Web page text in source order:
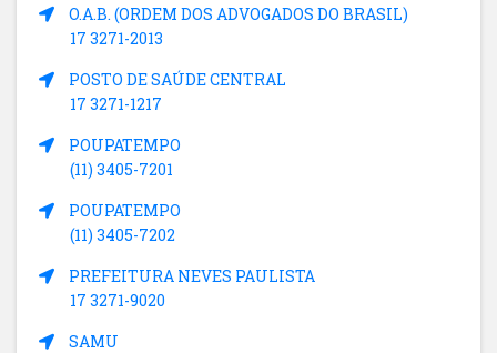
O.A.B. (ORDEM DOS ADVOGADOS DO BRASIL)
17 3271-2013
POSTO DE SAÚDE CENTRAL
17 3271-1217
POUPATEMPO
(11) 3405-7201
POUPATEMPO
(11) 3405-7202
PREFEITURA NEVES PAULISTA
17 3271-9020
SAMU